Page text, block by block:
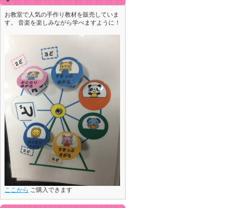
お教室で人気の手作り教材を販売していま
す。 音楽を楽しみながら学べますように！
ここから ご購入できます